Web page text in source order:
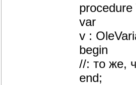
var
v :
begin
//: то же,
end;